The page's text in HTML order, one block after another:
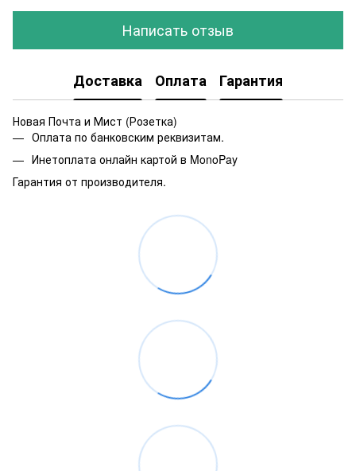
Написать отзыв
Доставка Оплата Гарантия
Новая Почта и Мист (Розетка)
Оплата по банковским реквизитам.
Инетоплата онлайн картой в MonoPay
Гарантия от производителя.